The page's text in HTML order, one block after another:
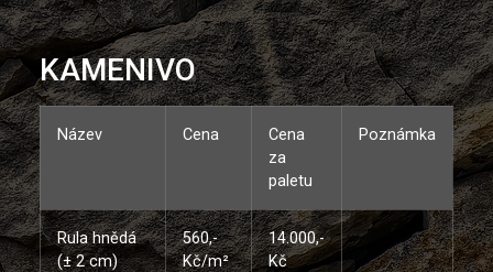
KAMENIVO
Název Cena
Cena
za
paletu
Poznámka
Rula hnědá
(± 2 cm)
560,-
Kč/m²
14.000,-
Kč